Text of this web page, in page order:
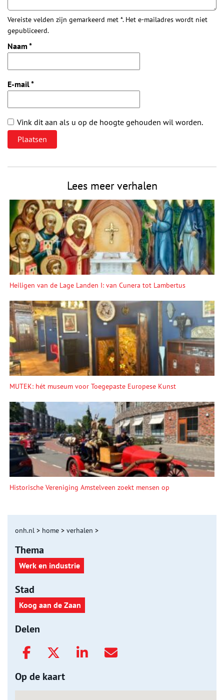
Vereiste velden zijn gemarkeerd met *. Het e-mailadres wordt niet
gepubliceerd.
Naam *
E-mail*
Vink dit aan als u op de hoogte gehouden wil worden.
Lees meer verhalen
Heiligen van de Lage Landen I: van Cunera tot Lambertus
MUTEK: hét museum voor Toegepaste Europese Kunst
Historische Vereniging Amstelveen zoekt mensen op
onh.nl > home > verhalen >
Thema
Werk en industrie
Stad
Koog aan de Zaan
Delen
Op de kaart